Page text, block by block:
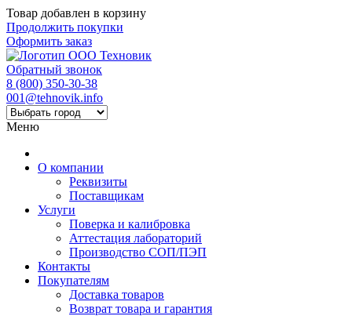
Товар добавлен в корзину
Продолжить покупки
Оформить заказ
Обратный звонок
8 (800) 350-30-38
001@tehnovik.info
Меню
О компании
Реквизиты
Поставщикам
Услуги
Поверка и калибровка
Аттестация лабораторий
Производство СОП/ПЭП
Контакты
Покупателям
Доставка товаров
Возврат товара и гарантия